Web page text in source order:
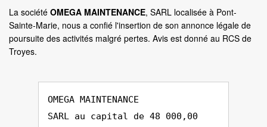
La société OMEGA MAINTENANCE, SARL localisée à Pont-
Sainte-Marie, nous a confié l'insertion de son annonce légale de
poursuite des activités malgré pertes. Avis est donné au RCS de
Troyes.
OMEGA MAINTENANCE
SARL au capital de 48 000,00